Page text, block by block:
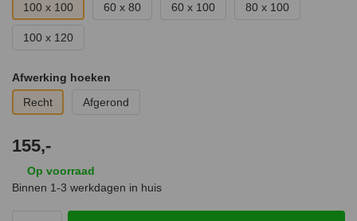
100 x 100 60 x 80 60 x 100 80 x 100
100 x 120
Afwerking hoeken
Recht
Afgerond
155,-
Op voorraad
Binnen 1-3 werkdagen in huis